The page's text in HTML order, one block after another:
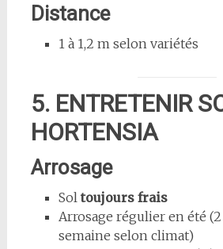
Distance
1 à 1,2 m selon variétés
5. ENTRETENIR
HORTENSIA
Arrosage
Soltoujours frais
Arrosage régulier en été
semaine selon climat)